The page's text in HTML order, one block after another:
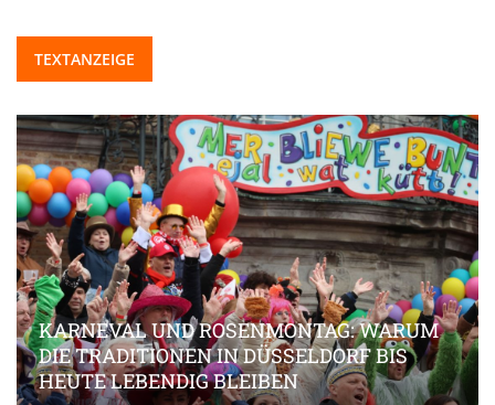
TEXTANZEIGE
KARNEVAL UND ROSENMONTAG: WARUM
DIE TRADITIONEN IN DÜSSELDORF BIS
HEUTE LEBENDIG BLEIBEN